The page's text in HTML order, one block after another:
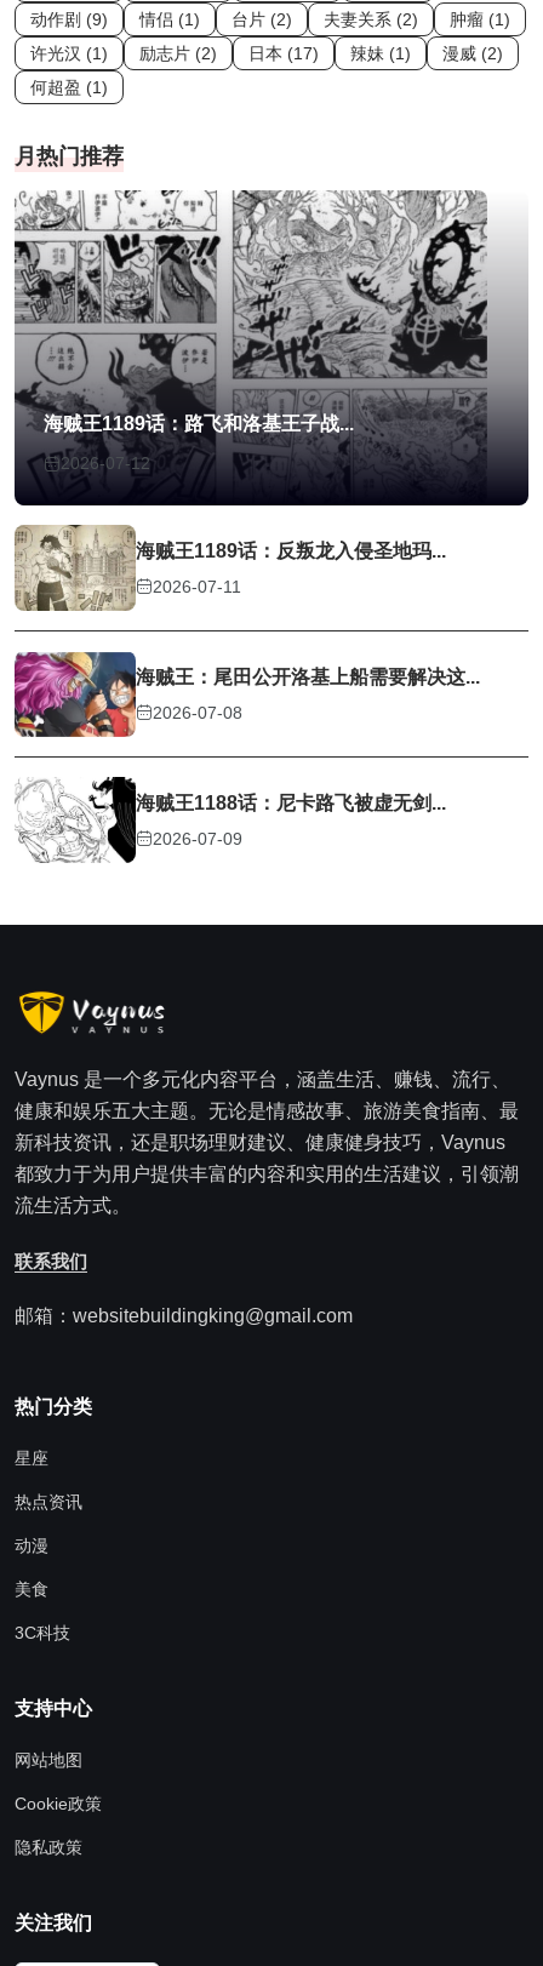
动作剧 (9)
情侣 (1) 台片 (2) 夫妻关系 (2)
肿瘤 (1)
许光汉 (1)
励志片 (2) 日本 (17) 辣妹 (1)
漫威 (2)
何超盈 (1)
月热门推荐
海贼王1189话：路飞和洛基王子战...
2026-07-12
海贼王1189话：反叛龙入侵圣地玛...
2026-07-11
海贼王：尾田公开洛基上船需要解决这...
2026-07-08
海贼王1188话：尼卡路飞被虚无剑...
2026-07-09
Vaynus 是一个多元化内容平台，涵盖生活、赚钱、流行、
健康和娱乐五大主题。无论是情感故事、旅游美食指南、最
新科技资讯，还是职场理财建议、健康健身技巧，Vaynus
都致力于为用户提供丰富的内容和实用的生活建议，引领潮
流生活方式。
联系我们
邮箱：websitebuildingking@gmail.com
热门分类
星座
热点资讯
动漫
美食
3C科技
支持中心
网站地图
Cookie政策
隐私政策
关注我们